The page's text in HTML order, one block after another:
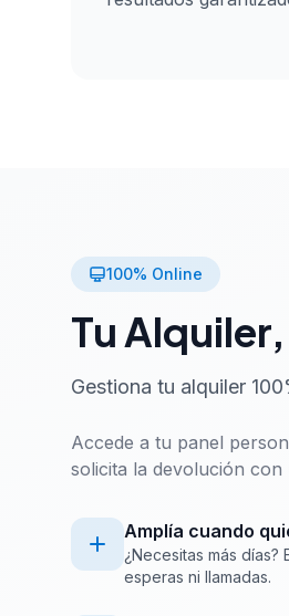
100% Online
Tu
Gestiona tu alquiler
Accede a tu panel
solicita la devolución con
Amplía cuando
¿Necesitas más
esperas ni llamadas.